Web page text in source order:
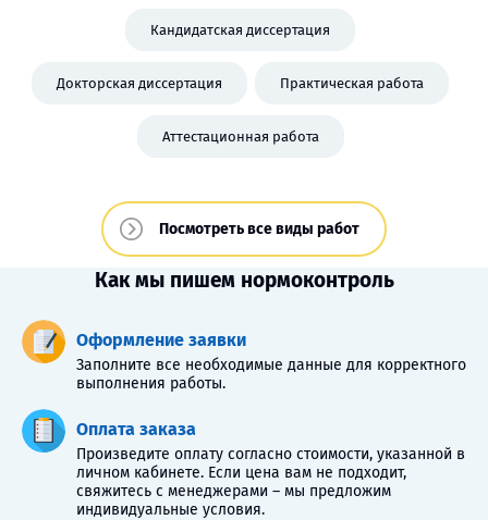
Кандидатская диссертация
Докторская диссертация Практическая работа
Аттестационная работа
Посмотреть все виды работ
Как мы пишем нормоконтроль
Оформление заявки
Заполните все необходимые данные для корректного
выполнения работы.
Оплата заказа
Произведите оплату согласно стоимости, указанной в
личном кабинете. Если цена вам не подходит,
свяжитесь с менеджерами – мы предложим
индивидуальные условия.